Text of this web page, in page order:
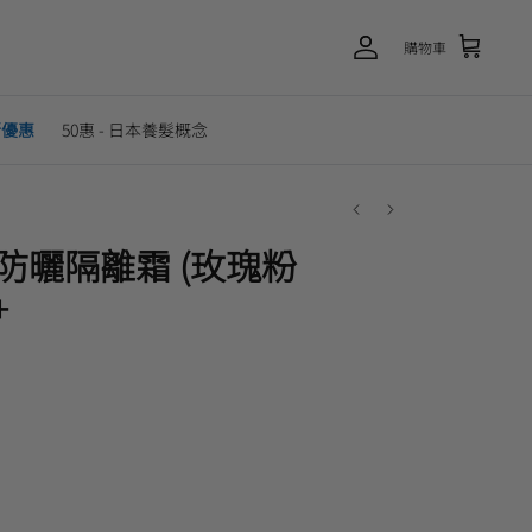
購物車
惠 50惠 - 日本養髮概念
曬隔離霜 (玫瑰粉